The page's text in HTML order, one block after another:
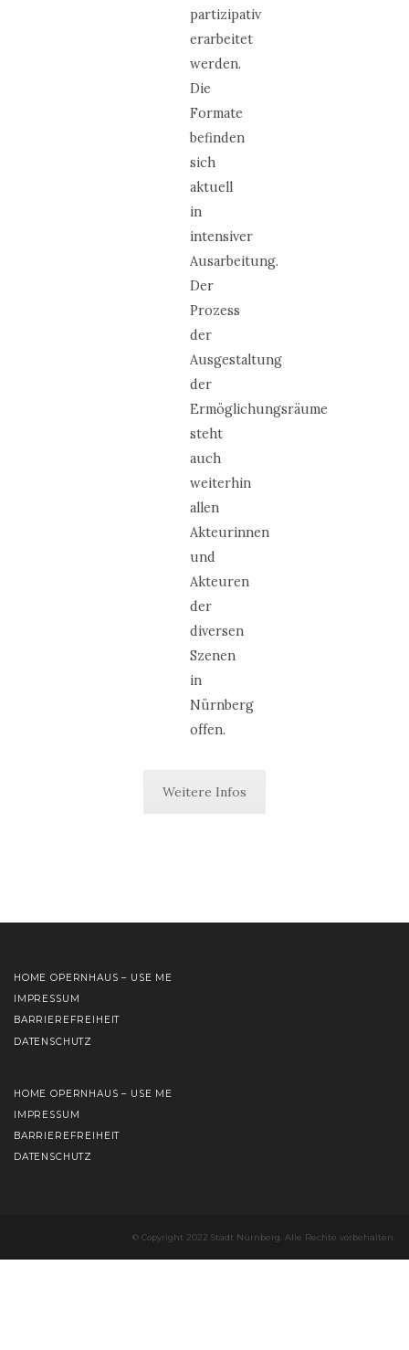
partizipativ
erarbeitet
werden.
Die
Formate
befinden
sich
aktuell
in
intensiver
Ausarbeitung.
Der
Prozess
der
Ausgestaltung
der
Ermöglichungsräume
steht
auch
weiterhin
allen
Akteurinnen
und
Akteuren
der
diversen
Szenen
in
Nürnberg
offen.
Weitere Infos
HOME OPERNHAUS – USE ME
IMPRESSUM
BARRIEREFREIHEIT
DATENSCHUTZ
HOME OPERNHAUS – USE ME
IMPRESSUM
BARRIEREFREIHEIT
DATENSCHUTZ
© Copyright 2022 Stadt Nürnberg. Alle Rechte vorbehalten.